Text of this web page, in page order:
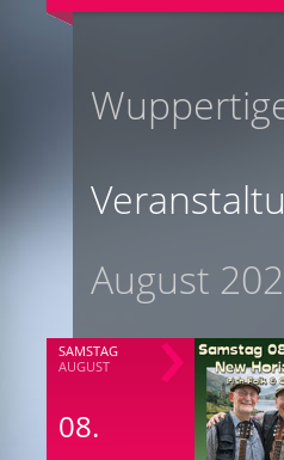
August
SAMSTAG
AUGUST
08.